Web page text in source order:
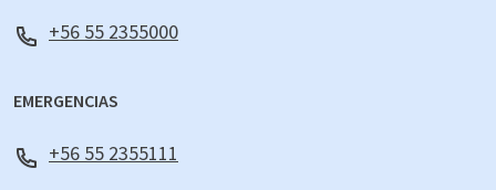
+56 55 2355000
EMERGENCIAS
+56 55 2355111